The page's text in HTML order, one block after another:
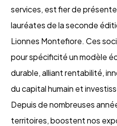
services, est fier de
lauréates de la seconde
Lionnes Montefiore. Ces
pour spécificité un modèle
durable, alliant rentabilité,
du capital humain et
Depuis de nombreuses
territoires, boostent nos